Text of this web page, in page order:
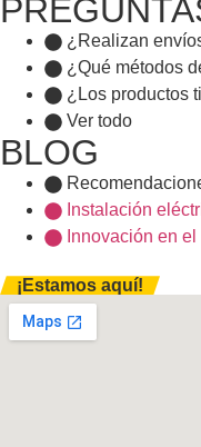
¿Realizan
¿Qué métodos
¿Los productos
Ver todo
BLOG
Instalación
Innovación en
¡Estamos aquí!